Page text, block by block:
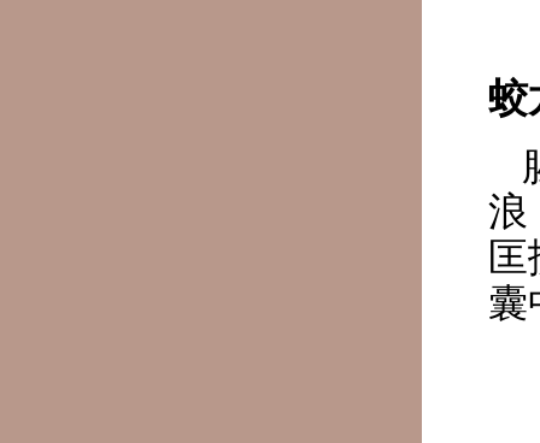
蛟
浪
囊